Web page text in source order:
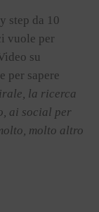
step da 10
vuole per
su
per sapere
la ricerca
ai social per
molto altro